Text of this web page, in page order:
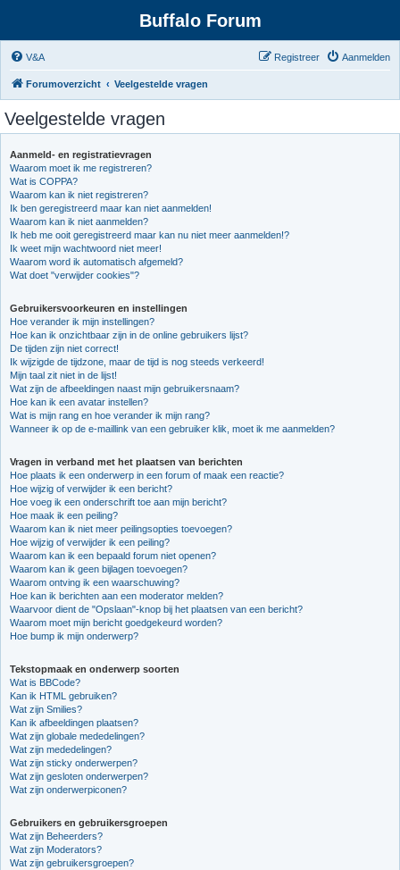
Buffalo Forum
V&A Aanmelden
Registreer
Forumoverzicht Veelgestelde vragen
Veelgestelde vragen
Aanmeld- en registratievragen
Waarom moet ik me registreren?
Wat is COPPA?
Waarom kan ik niet registreren?
Ik ben geregistreerd maar kan niet aanmelden!
Waarom kan ik niet aanmelden?
Ik heb me ooit geregistreerd maar kan nu niet meer aanmelden!?
Ik weet mijn wachtwoord niet meer!
Waarom word ik automatisch afgemeld?
Wat doet "verwijder cookies"?
Gebruikersvoorkeuren en instellingen
Hoe verander ik mijn instellingen?
Hoe kan ik onzichtbaar zijn in de online gebruikers lijst?
De tijden zijn niet correct!
Ik wijzigde de tijdzone, maar de tijd is nog steeds verkeerd!
Mijn taal zit niet in de lijst!
Wat zijn de afbeeldingen naast mijn gebruikersnaam?
Hoe kan ik een avatar instellen?
Wat is mijn rang en hoe verander ik mijn rang?
Wanneer ik op de e-maillink van een gebruiker klik, moet ik me aanmelden?
Vragen in verband met het plaatsen van berichten
Hoe plaats ik een onderwerp in een forum of maak een reactie?
Hoe wijzig of verwijder ik een bericht?
Hoe voeg ik een onderschrift toe aan mijn bericht?
Hoe maak ik een peiling?
Waarom kan ik niet meer peilingsopties toevoegen?
Hoe wijzig of verwijder ik een peiling?
Waarom kan ik een bepaald forum niet openen?
Waarom kan ik geen bijlagen toevoegen?
Waarom ontving ik een waarschuwing?
Hoe kan ik berichten aan een moderator melden?
Waarvoor dient de "Opslaan"-knop bij het plaatsen van een bericht?
Waarom moet mijn bericht goedgekeurd worden?
Hoe bump ik mijn onderwerp?
Tekstopmaak en onderwerp soorten
Wat is BBCode?
Kan ik HTML gebruiken?
Wat zijn Smilies?
Kan ik afbeeldingen plaatsen?
Wat zijn globale mededelingen?
Wat zijn mededelingen?
Wat zijn sticky onderwerpen?
Wat zijn gesloten onderwerpen?
Wat zijn onderwerpiconen?
Gebruikers en gebruikersgroepen
Wat zijn Beheerders?
Wat zijn Moderators?
Wat zijn gebruikersgroepen?